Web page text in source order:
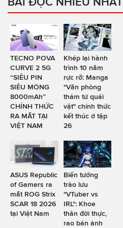
TECNO POVA
CURVE 2 5G
“SIÊU PIN
SIÊU MỎNG
8000mAh”
CHÍNH THỨC
RA MẮT TẠI
VIỆT NAM
Khép lại hành
trình 10 năm
rực rỡ: Manga
"Văn phòng
thám tử quái
vật" chính thức
kết thúc ở tập
26
ASUS Republic
of Gamers ra
mắt ROG Strix
SCAR 18 2026
tại Việt Nam
Biến tướng
trào lưu
"VTuber vs
IRL": Khoe
thân đời thực,
rao bán ảnh